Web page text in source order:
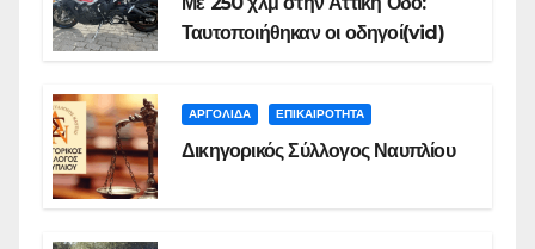
Ταυτοποιήθηκαν οι οδηγοί(vid)
ΑΡΓΟΛΙΔΑ ΕΠΙΚΑΙΡΟΤΗΤΑ
Δικηγορικός Σύλλογος Ναυπλίου